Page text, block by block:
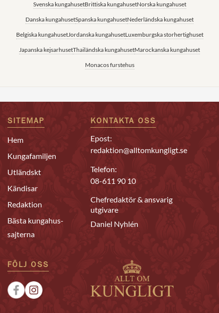
Svenska kungahusetBrittiska kungahusetNorska kungahuset
Danska kungahusetSpanska kungahusetNederländska kungahuset
Belgiska kungahusetJordanska kungahusetLuxemburgska storhertighuset
Japanska kejsarhusetThailändska kungahusetMarockanska kungahuset
Monacos furstehus
SITEMAP
Hem
Kungafamiljen
Utländskt
Kändisar
Redaktion
Bästa kungahus-
sajterna
KONTAKTA OSS
Epost:
redaktion@alltomkungligt.se
Telefon:
08-611 90 10
Chefredaktör & ansvarig
utgivare
Daniel Nyhlén
FÖLJ OSS